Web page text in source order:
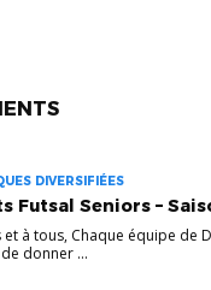
DIVERSIFIÉES
Futsal Seniors –
à tous, Chaque équipe de
donner ...